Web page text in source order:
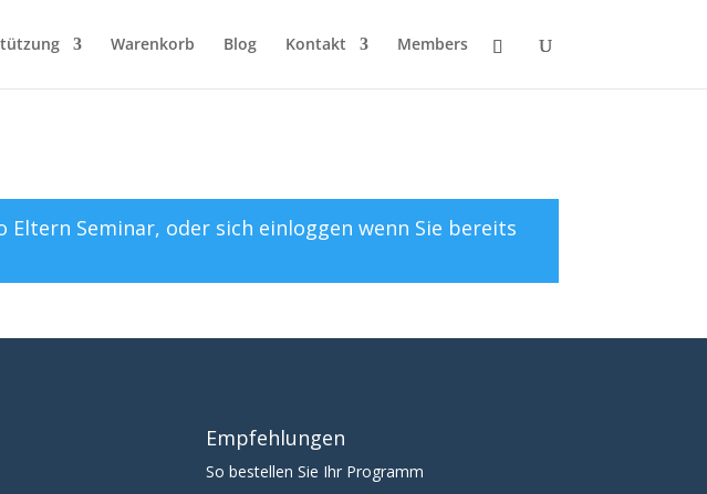
Warenkorb Blog Kontakt Members
Eltern Seminar, oder sich einloggen wenn Sie bereits
Empfehlungen
So bestellen Sie Ihr Programm